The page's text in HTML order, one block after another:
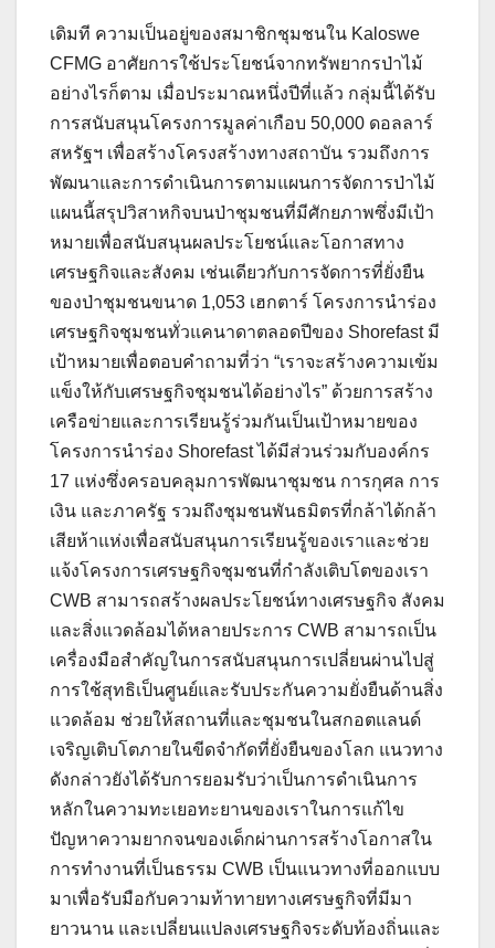
เดิมที ความเป็นอยู่ของสมาชิกชุมชนใน Kaloswe
CFMG อาศัยการใช้ประโยชน์จากทรัพยากรป่าไม้
อย่างไรก็ตาม เมื่อประมาณหนึ่งปีที่แล้ว กลุ่มนี้ได้รับ
การสนับสนุนโครงการมูลค่าเกือบ 50,000 ดอลลาร์
สหรัฐฯ เพื่อสร้างโครงสร้างทางสถาบัน รวมถึงการ
พัฒนาและการดำเนินการตามแผนการจัดการป่าไม้
แผนนี้สรุปวิสาหกิจบนป่าชุมชนที่มีศักยภาพซึ่งมีเป้า
หมายเพื่อสนับสนุนผลประโยชน์และโอกาสทาง
เศรษฐกิจและสังคม เช่นเดียวกับการจัดการที่ยั่งยืน
ของป่าชุมชนขนาด 1,053 เฮกตาร์ โครงการนำร่อง
เศรษฐกิจชุมชนทั่วแคนาดาตลอดปีของ Shorefast มี
เป้าหมายเพื่อตอบคำถามที่ว่า “เราจะสร้างความเข้ม
แข็งให้กับเศรษฐกิจชุมชนได้อย่างไร” ด้วยการสร้าง
เครือข่ายและการเรียนรู้ร่วมกันเป็นเป้าหมายของ
โครงการนำร่อง Shorefast ได้มีส่วนร่วมกับองค์กร
17 แห่งซึ่งครอบคลุมการพัฒนาชุมชน การกุศล การ
เงิน และภาครัฐ รวมถึงชุมชนพันธมิตรที่กล้าได้กล้า
เสียห้าแห่งเพื่อสนับสนุนการเรียนรู้ของเราและช่วย
แจ้งโครงการเศรษฐกิจชุมชนที่กำลังเติบโตของเรา
CWB สามารถสร้างผลประโยชน์ทางเศรษฐกิจ สังคม
และสิ่งแวดล้อมได้หลายประการ CWB สามารถเป็น
เครื่องมือสำคัญในการสนับสนุนการเปลี่ยนผ่านไปสู่
การใช้สุทธิเป็นศูนย์และรับประกันความยั่งยืนด้านสิ่ง
แวดล้อม ช่วยให้สถานที่และชุมชนในสกอตแลนด์
เจริญเติบโตภายในขีดจำกัดที่ยั่งยืนของโลก แนวทาง
ดังกล่าวยังได้รับการยอมรับว่าเป็นการดำเนินการ
หลักในความทะเยอทะยานของเราในการแก้ไข
ปัญหาความยากจนของเด็กผ่านการสร้างโอกาสใน
การทำงานที่เป็นธรรม CWB เป็นแนวทางที่ออกแบบ
มาเพื่อรับมือกับความท้าทายทางเศรษฐกิจที่มีมา
ยาวนาน และเปลี่ยนแปลงเศรษฐกิจระดับท้องถิ่นและ